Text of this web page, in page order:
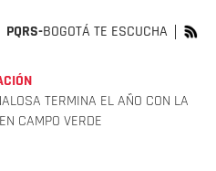
PQRS-BOGOTÁ TE ESCUCHA
TERMINA EL AÑO CON LA
CAMPO VERDE